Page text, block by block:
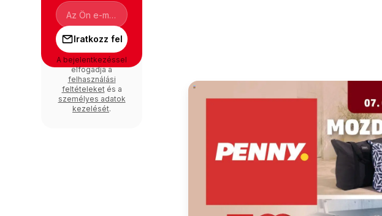
Iratkozz fel
A bejelentkezéssel
elfogadja a
felhasználási
feltételeketés a
személyes adatok
kezelését.